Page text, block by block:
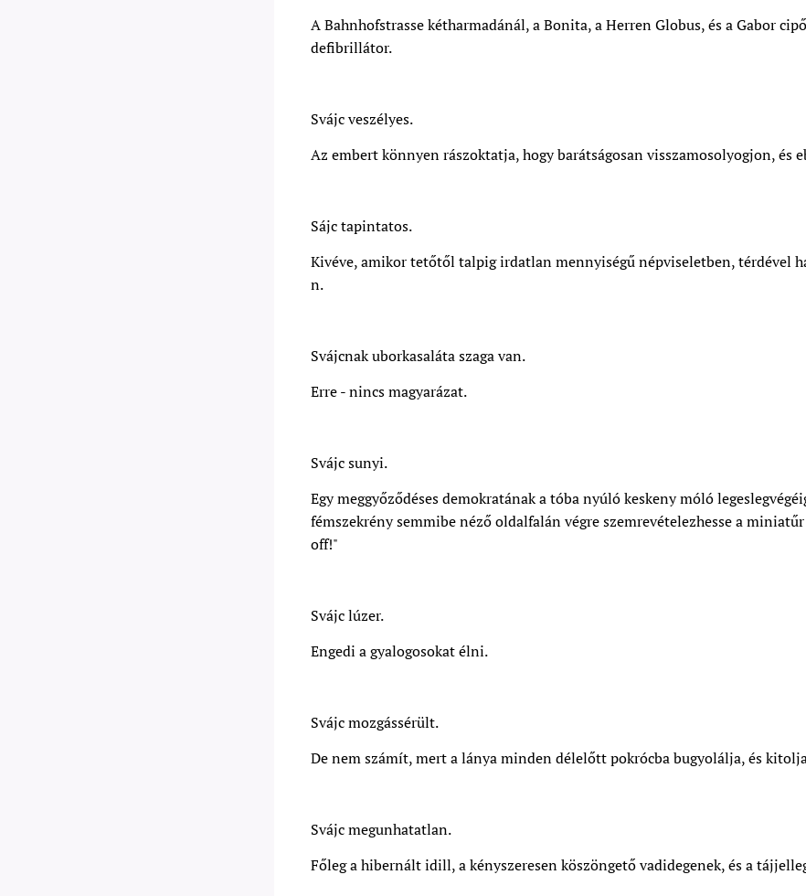
A Bahnhofstrasse kétharmadánál, a Bonita, a Herren Globus, és a Gabor
defibrillátor.
Svájc veszélyes.
Az embert könnyen rászoktatja, hogy barátságosan visszamosolyogjon, és
Sájc tapintatos.
Kivéve, amikor tetőtől talpig irdatlan mennyiségű népviseletben, térdével
n.
Svájcnak uborkasaláta szaga van.
Erre - nincs magyarázat.
Svájc sunyi.
Egy meggyőződéses demokratának a tóba nyúló keskeny móló
fémszekrény semmibe néző oldalfalán végre szemrevételezhesse a
off!"
Svájc lúzer.
Engedi a gyalogosokat élni.
Svájc mozgássérült.
De nem számít, mert a lánya minden délelőtt pokrócba bugyolálja, és
Svájc megunhatatlan.
Főleg a hibernált idill, a kényszeresen köszöngető vadidegenek, és a